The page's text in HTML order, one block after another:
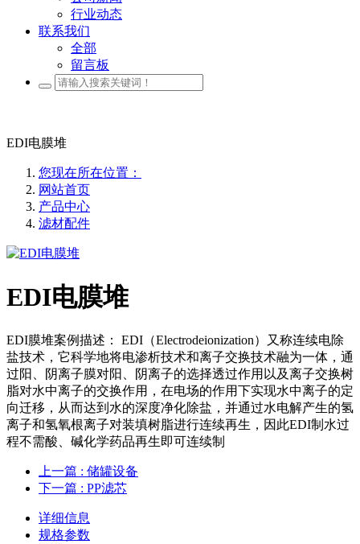
行业动态
联系我们
全部
留言板
EDI电膜堆
您现在所在位置：
网站首页
产品中心
滤材配件
EDI电膜堆
EDI膜堆案例描述： EDI（Electrodeionization）又称连续电除
盐技术，它科学地将电渗析技术和离子交换技术融为一体，通
过阳、阴离子膜对阳、阴离子的选择透过作用以及离子交换树
脂对水中离子的交换作用，在电场的作用下实现水中离子的定
向迁移，从而达到水的深度净化除盐，并通过水电解产生的氢
离子和氢氧根离子对装填树脂进行连续再生，因此EDI制水过
程不需酸、碱化学药品再生即可连续制
上一篇 : 储罐设备
下一篇 : PP滤芯
详细信息
规格参数